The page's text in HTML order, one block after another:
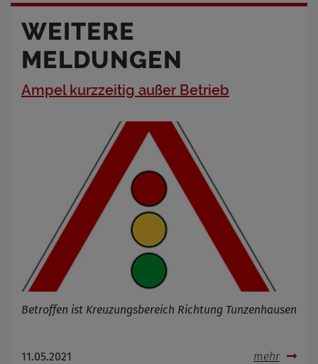
WEITERE
MELDUNGEN
Ampel kurzzeitig außer Betrieb
Betroffen ist Kreuzungsbereich Richtung Tunzenhausen
11.05.2021 mehr